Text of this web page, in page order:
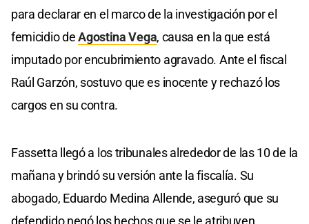
para declarar en el marco de la investigación por el
femicidio deAgostina Vega, causa en la que está
imputado por encubrimiento agravado. Ante el fiscal
Raúl Garzón, sostuvo que es inocente y rechazó los
cargos en su contra.
Fassetta llegó a los tribunales alrededor de las 10 de la
mañana y brindó su versión ante la fiscalía. Su
abogado, Eduardo Medina Allende, aseguró que su